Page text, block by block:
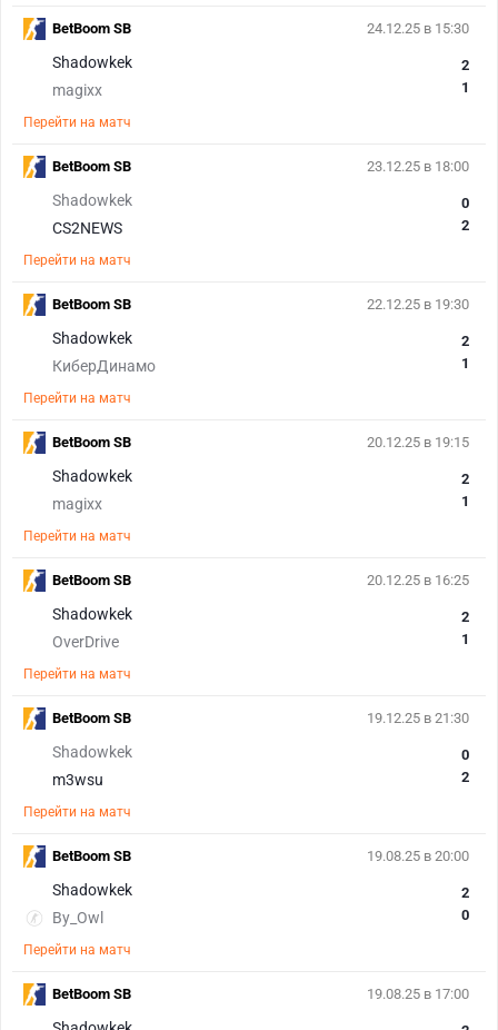
24.12.25 в 15:30
Shadowkek
magixx
2
1
Перейти на матч
BetBoom SB
23.12.25 в 18:00
Shadowkek
CS2NEWS
0
2
Перейти на матч
BetBoom SB
22.12.25 в 19:30
Shadowkek
КиберДинамо
2
1
Перейти на матч
BetBoom SB
20.12.25 в 19:15
Shadowkek
magixx
2
1
Перейти на матч
BetBoom SB
20.12.25 в 16:25
Shadowkek
OverDrive
2
1
Перейти на матч
BetBoom SB
19.12.25 в 21:30
Shadowkek
m3wsu
0
2
Перейти на матч
BetBoom SB
19.08.25 в 20:00
Shadowkek
By_Owl
2
0
Перейти на матч
BetBoom SB
19.08.25 в 17:00
BetBoom SB